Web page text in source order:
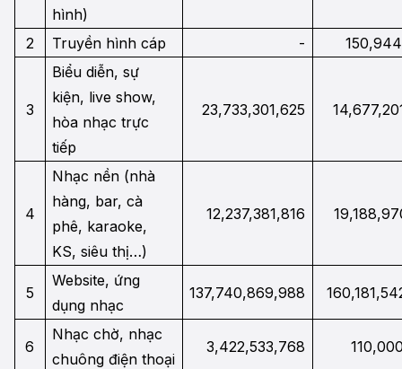
hình)
2 Truyền hình cáp -
3
Biểu diễn, sự
kiện, live show,
hòa nhạc trực
tiếp
23,733,301,625
4
Nhạc nền (nhà
hàng, bar, cà
phê, karaoke,
KS, siêu thị…)
12,237,381,816
5
Website, ứng
dụng nhạc
137,740,869,988
6
Nhạc chờ, nhạc
chuông điện thoại
3,422,533,768